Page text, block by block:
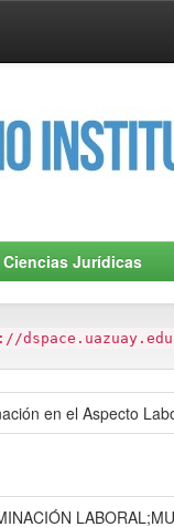
Jurídicas
en el Aspecto